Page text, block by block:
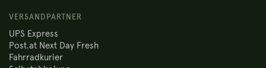
VERSANDPARTNER
UPS Express
Post.at Next Day Fresh
Fahrradkurier